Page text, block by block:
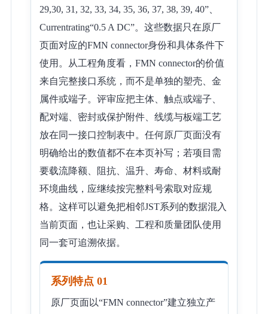
29,30, 31, 32, 33, 34, 35, 36, 37, 38, 39, 40”、
Currentrating“0.5 A DC”。这些数据只在原厂
页面对应的FMN connector身份和具体条件下
使用。从工程角度看，FMN connector的价值
来自完整接口系统，而不是单独的塑壳、金
属件或端子。评审应把主体、触点或端子、
配对端、密封或保护附件、线缆与板端工艺
放在同一接口控制表中。任何原厂页面没有
明确给出的数值都不在本页补写；若项目需
要载流降额、阻抗、温升、寿命、材料或耐
环境曲线，应继续按完整料号索取对应规
格。这样可以避免把相邻JST系列的数据混入
当前页面，也让采购、工程和质量团队使用
同一套可追溯依据。
系列特点 01
原厂页面以“FMN connector”建立独立产